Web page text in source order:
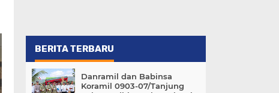
BERITA TERBARU
Danramil dan Babinsa
Koramil 0903-07/Tanjung